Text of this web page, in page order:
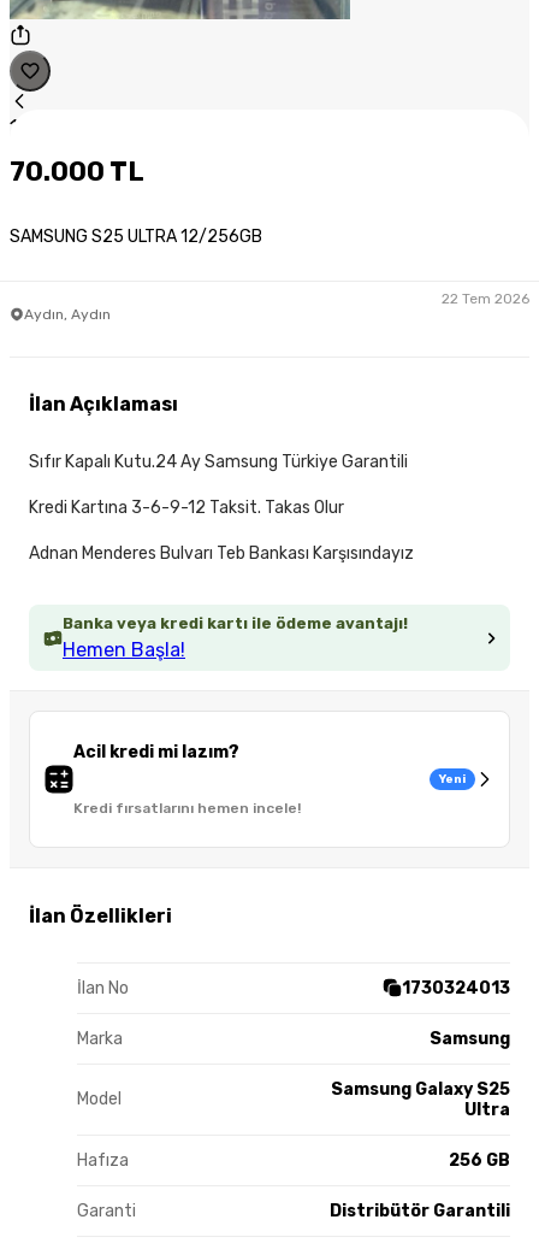
1
70.000 TL
SAMSUNG S25 ULTRA 12/256GB
Aydın, Aydın
22 Tem 2026
Banka veya kredi kartı ile ödeme avantajı!
Hemen Başla!
Acil kredi mi lazım?
Kredi fırsatlarını hemen incele!
Yeni
İlan Özellikleri
İlan No 1730324013
Marka Samsung
Model
Samsung Galaxy S25
Ultra
Hafıza 256 GB
Garanti Distribütör Garantili
İlan Açıklaması
Sıfır Kapalı Kutu.24 Ay Samsung Türkiye Garantili
Kredi Kartına 3-6-9-12 Taksit. Takas Olur
Adnan Menderes Bulvarı Teb Bankası Karşısındayız